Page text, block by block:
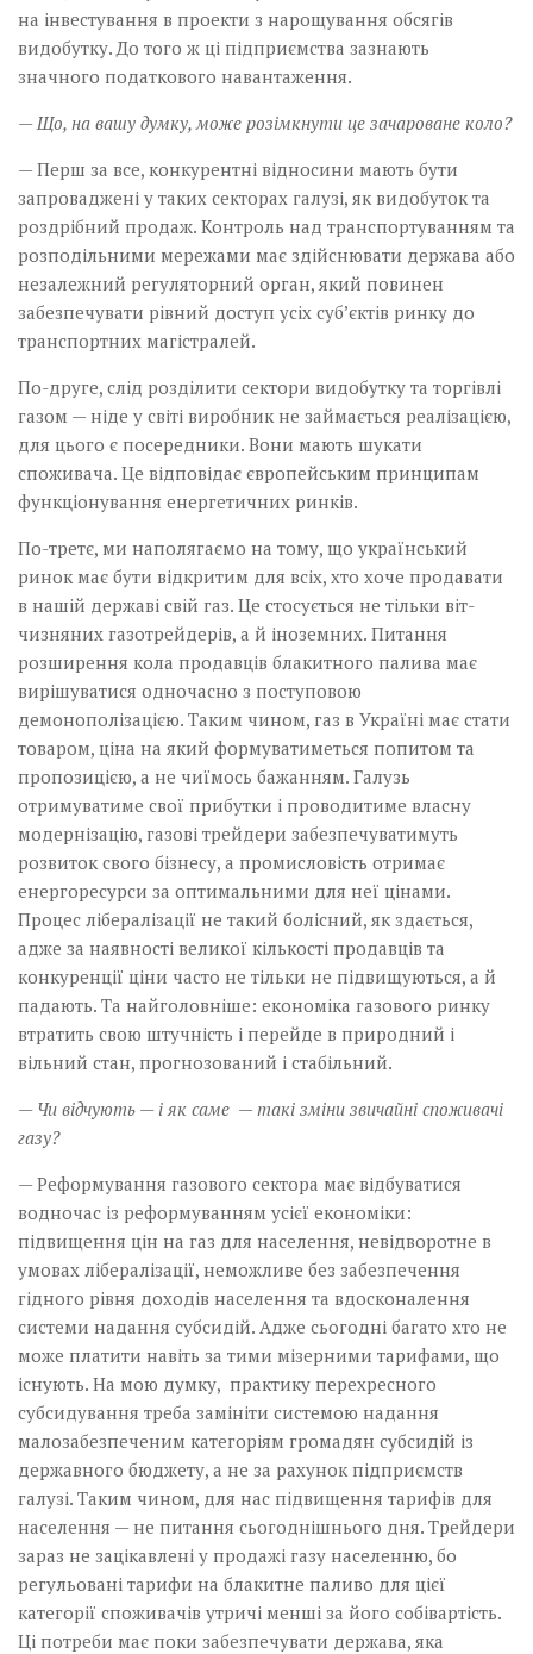
на інвестування в проекти з нарощування обсягів
видобутку. До того ж ці підприємства зазнають
значного податкового навантаження.
— Що, на вашу думку, може розімкнути це зачароване коло?
— Перш за все, конкурентні відносини мають бути
запроваджені у таких секторах галузі, як видобуток та
роздрібний продаж. Контроль над транспортуванням та
розподільними мережами має здійснювати держава або
незалежний регуляторний орган, який повинен
забезпечувати рівний доступ усіх суб’єктів ринку до
транспортних магістралей.
По-друге, слід розділити сектори видобутку та торгівлі
газом — ніде у світі виробник не займається реалізацією,
для цього є посередники. Вони мають шукати
споживача. Це відповідає європейським принципам
функціонування енергетичних ринків.
По-третє, ми наполягаємо на тому, що український
ринок має бути відкритим для всіх, хто хоче продавати
в нашій державі свій газ. Це стосується не тільки віт­
чизняних газотрейдерів, а й іноземних. Питання
розширення кола продавців блакитного палива має
вирішуватися одночасно з поступовою
демонополізацією. Таким чином, газ в Україні має стати
товаром, ціна на який формуватиметься попитом та
пропозицією, а не чиїмось бажанням. Галузь
отримуватиме свої прибутки і проводитиме власну
модернізацію, газові трейдери забезпечуватимуть
розвиток свого бізнесу, а промисловість отримає
енергоресурси за оптимальними для неї цінами.
Процес лібералізації не такий болісний, як здається,
адже за наявності великої кількості продавців та
конкуренції ціни часто не тільки не підвищуються, а й
падають. Та найголов­ніше: економіка газового ринку
втратить свою штучність і перейде в природний і
вільний стан, прогнозований і стабільний.
— Чи відчують — і як саме — такі зміни звичайні споживачі
газу?
— Реформування газового сектора має відбуватися
водночас із реформуванням усієї економіки:
підвищення цін на газ для населення, невідворотне в
умовах лібералізації, неможливе без забезпечення
гідного рівня доходів населення та вдосконалення
системи надання субсидій. Адже сьогодні багато хто не
може платити навіть за тими мізерними тарифами, що
існують. На мою думку, практику перехресного
субсидування треба замініти системою надання
малозабезпеченим категоріям громадян субсидій із
державного бюд­жету, а не за рахунок підприємств
галузі. Таким чином, для нас підвищення тарифів для
населення — не питання сьогоднішнього дня. Трейдери
зараз не зацікавлені у продажі газу населенню, бо
регульовані тарифи на блакитне паливо для цієї
категорії споживачів утричі менші за його собівартість.
Ці потреби має поки забезпечувати держава, яка